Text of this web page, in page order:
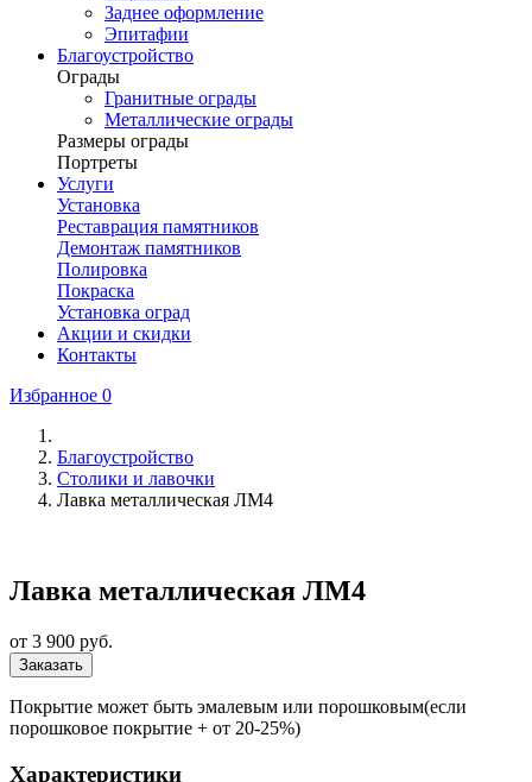
Заднее оформление
Эпитафии
Благоустройство
Ограды
Гранитные ограды
Металлические ограды
Размеры ограды
Портреты
Услуги
Установка
Реставрация памятников
Демонтаж памятников
Полировка
Покраска
Установка оград
Акции и скидки
Контакты
Избранное 0
Благоустройство
Столики и лавочки
Лавка металлическая ЛМ4
Лавка металлическая ЛМ4
от 3 900 руб.
Заказать
Покрытие может быть эмалевым или порошковым(если
порошковое покрытие + от 20-25%)
Характеристики